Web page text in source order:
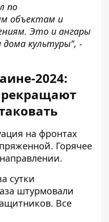
по
объектам и
Это и ангары
дома культуры", -
2024:
на фронтах
Горячее
сутки
штурмовали
Все